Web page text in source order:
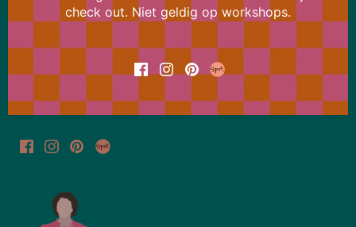
Meld je daarom nu aan voor de Bi Happy News Flash
check out. Niet geldig op workshops.